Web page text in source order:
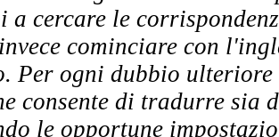
a cercare le
cominciare con
Per ogni dubbio
consente di tradurre
le opportune